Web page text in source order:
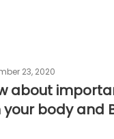
23, 2020
about
your body and